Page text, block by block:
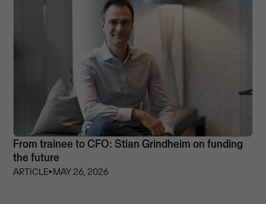
From trainee to CFO: Stian Grindheim on funding
the future
ARTICLE⏵MAY 26, 2026